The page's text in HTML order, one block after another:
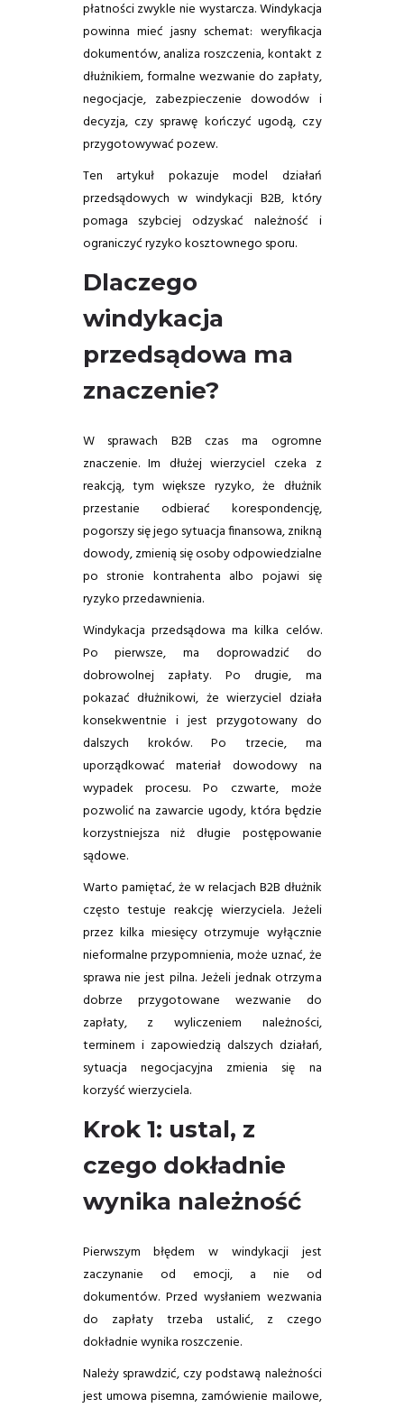
płatności zwykle nie wystarcza. Windykacja
powinna mieć jasny schemat: weryfikacja
dokumentów, analiza roszczenia, kontakt z
dłużnikiem, formalne wezwanie do zapłaty,
negocjacje, zabezpieczenie dowodów i
decyzja, czy sprawę kończyć ugodą, czy
przygotowywać pozew.
Ten artykuł pokazuje model działań
przedsądowych w windykacji B2B, który
pomaga szybciej odzyskać należność i
ograniczyć ryzyko kosztownego sporu.
Dlaczego
windykacja
przedsądowa ma
znaczenie?
W sprawach B2B czas ma ogromne
znaczenie. Im dłużej wierzyciel czeka z
reakcją, tym większe ryzyko, że dłużnik
przestanie odbierać korespondencję,
pogorszy się jego sytuacja finansowa, znikną
dowody, zmienią się osoby odpowiedzialne
po stronie kontrahenta albo pojawi się
ryzyko przedawnienia.
Windykacja przedsądowa ma kilka celów.
Po pierwsze, ma doprowadzić do
dobrowolnej zapłaty. Po drugie, ma
pokazać dłużnikowi, że wierzyciel działa
konsekwentnie i jest przygotowany do
dalszych kroków. Po trzecie, ma
uporządkować materiał dowodowy na
wypadek procesu. Po czwarte, może
pozwolić na zawarcie ugody, która będzie
korzystniejsza niż długie postępowanie
sądowe.
Warto pamiętać, że w relacjach B2B dłużnik
często testuje reakcję wierzyciela. Jeżeli
przez kilka miesięcy otrzymuje wyłącznie
nieformalne przypomnienia, może uznać, że
sprawa nie jest pilna. Jeżeli jednak otrzyma
dobrze przygotowane wezwanie do
zapłaty, z wyliczeniem należności,
terminem i zapowiedzią dalszych działań,
sytuacja negocjacyjna zmienia się na
korzyść wierzyciela.
Krok 1: ustal, z
czego dokładnie
wynika należność
Pierwszym błędem w windykacji jest
zaczynanie od emocji, a nie od
dokumentów. Przed wysłaniem wezwania
do zapłaty trzeba ustalić, z czego
dokładnie wynika roszczenie.
Należy sprawdzić, czy podstawą należności
jest umowa pisemna, zamówienie mailowe,